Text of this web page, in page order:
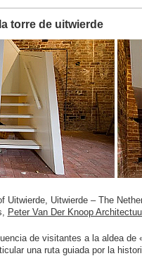
torre de uitwierde
Uitwierde, Uitwierde – The
Peter Van Der Knoop
de visitantes a la aldea de
una ruta guiada por la